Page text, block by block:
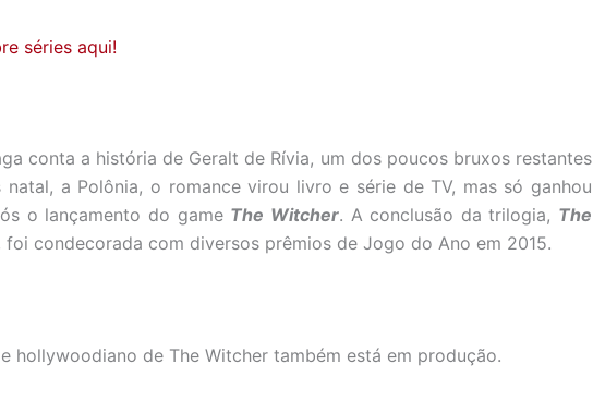
séries aqui!
conta a história de Geralt de Rívia, um dos poucos bruxos restantes
natal, a Polônia, o romance virou livro e série de TV, mas só ganhou
o lançamento do game The Witcher. A conclusão da trilogia, The
foi condecorada com diversos prêmios de Jogo do Ano em 2015.
hollywoodiano de The Witcher também está em produção.